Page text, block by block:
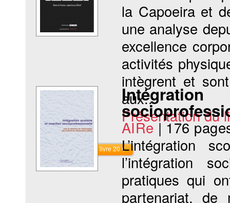
la Capoeira et
une analyse
excellence
activités
intègrent et
aux...
Présentation du
Commander le livre 20 €
AIRe |176
L’intégration
l’intégration
pratiques qui
partenariat, de